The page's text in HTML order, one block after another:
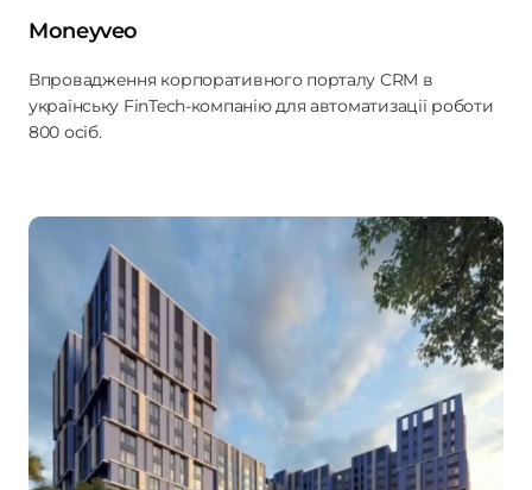
Moneyveo
Впровадження корпоративного порталу CRM в
українську FinTech-компанію для автоматизації роботи
800 осіб.